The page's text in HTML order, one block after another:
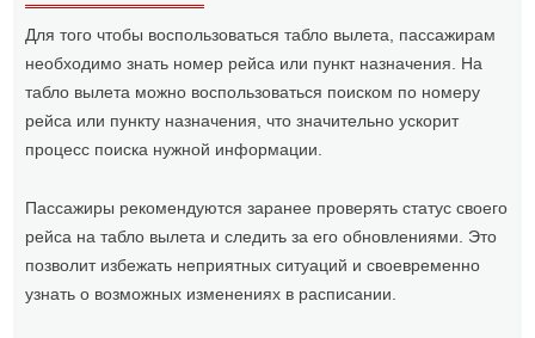
Для того чтобы воспользоваться табло вылета, пассажирам
необходимо знать номер рейса или пункт назначения. На
табло вылета можно воспользоваться поиском по номеру
рейса или пункту назначения, что значительно ускорит
процесс поиска нужной информации.
Пассажиры рекомендуются заранее проверять статус своего
рейса на табло вылета и следить за его обновлениями. Это
позволит избежать неприятных ситуаций и своевременно
узнать о возможных изменениях в расписании.